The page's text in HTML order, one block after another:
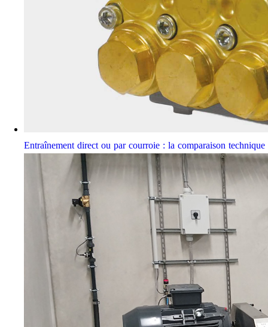
Entraînement direct ou par courroie : la comparaison technique